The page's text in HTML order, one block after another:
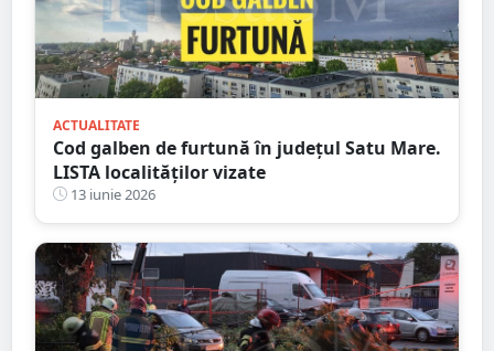
ACTUALITATE
Cod galben de furtună în județul Satu Mare.
LISTA localităților vizate
13 iunie 2026